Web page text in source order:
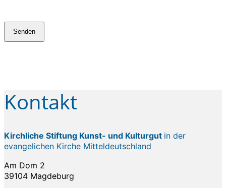
Senden
Kontakt
Kirchliche Stiftung Kunst- und Kulturgut in der
evangelichen Kirche Mitteldeutschland
Am Dom 2
39104 Magdeburg